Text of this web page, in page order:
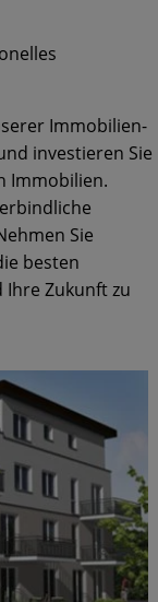
Immobilien-
investieren Sie
Immobilien.
Sie
besten
Zukunft zu